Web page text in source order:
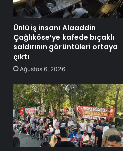
Ünlü iş insanı Alaaddin
Çağlıköse’ye kafede bıçaklı
saldırının görüntüleri ortaya
çıktı
Ağustos 6, 2026